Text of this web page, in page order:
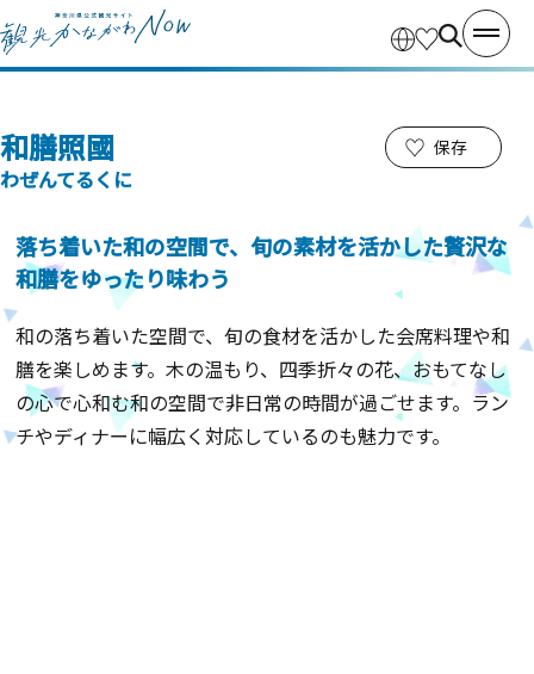
和膳照國
わぜんてるくに
保存
落ち着いた和の空間で、旬の素材を活かした贅沢な
和膳をゆったり味わう
和の落ち着いた空間で、旬の食材を活かした会席料理や和
膳を楽しめます。木の温もり、四季折々の花、おもてなし
の心で心和む和の空間で非日常の時間が過ごせます。ラン
チやディナーに幅広く対応しているのも魅力です。